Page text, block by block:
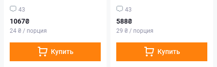
43
1067₴
24 ₴ / порция
Купить
43
588₴
29 ₴ / порция
Купить